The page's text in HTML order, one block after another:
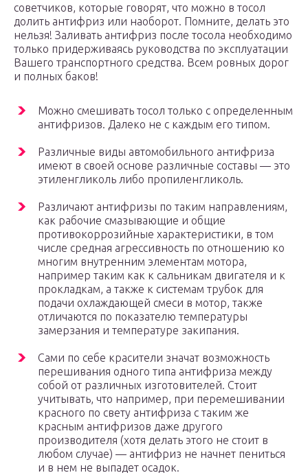
советчиков, которые говорят, что можно в тосол
долить антифриз или наоборот. Помните, делать это
нельзя! Заливать антифриз после тосола необходимо
только придерживаясь руководства по эксплуатации
Вашего транспортного средства. Всем ровных дорог
и полных баков!
Можно смешивать тосол только с определенным
антифризов. Далеко не с каждым его типом.
Различные виды автомобильного антифриза
имеют в своей основе различные составы — это
этиленгликоль либо пропиленгликоль.
Различают антифризы по таким направлениям,
как рабочие смазывающие и общие
противокоррозийные характеристики, в том
числе средная агрессивность по отношению ко
многим внутренним элементам мотора,
например таким как к сальникам двигателя и к
прокладкам, а также к системам трубок для
подачи охлаждающей смеси в мотор, также
отличаются по показателю температуры
замерзания и температуре закипания.
Сами по себе красители значат возможность
перешивания одного типа антифриза между
собой от различных изготовителей. Стоит
учитывать, что например, при перемешивании
красного по свету антифриза с таким же
красным антифризов даже другого
производителя (хотя делать этого не стоит в
любом случае) — антифриз не начнет пениться
и в нем не выпадет осадок.